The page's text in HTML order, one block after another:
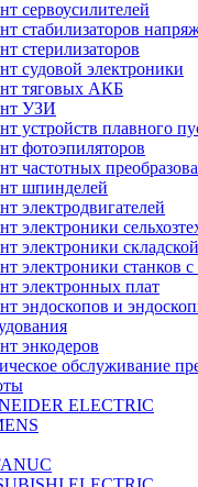
сервоусилителей
стабилизаторов
стерилизаторов
судовой электроники
тяговых АКБ
УЗИ
устройств плавного
фотоэпиляторов
частотных
шпинделей
электродвигателей
электроники
электроники
электроники станков
электронных плат
эндоскопов и
энкодеров
обслуживание
ELECTRIC